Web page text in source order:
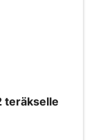
teräkselle